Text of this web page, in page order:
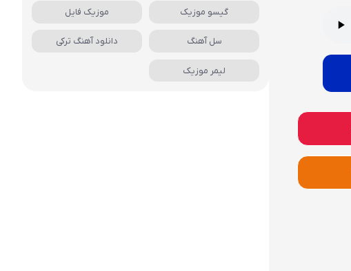
گیسو موزیک موزیک فایل
سل آهنگ دانلود آهنگ ترکی
لیمر موزیک